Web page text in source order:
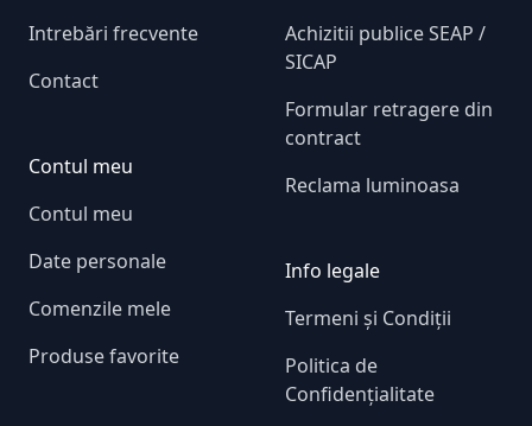
Intrebări frecvente
Contact
Contul meu
Contul meu
Date personale
Comenzile mele
Produse favorite
Achizitii publice SEAP /
SICAP
Formular retragere din
contract
Reclama luminoasa
Info legale
Termeni și Condiții
Politica de
Confidențialitate